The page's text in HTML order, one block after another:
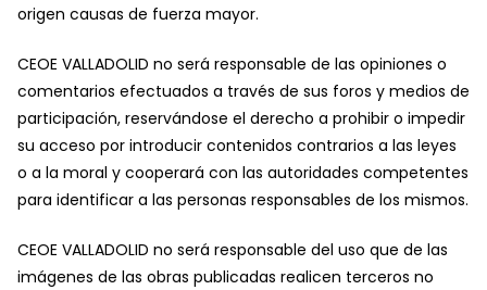
origen causas de fuerza mayor.
CEOE VALLADOLID no será responsable de las opiniones o
comentarios efectuados a través de sus foros y medios de
participación, reservándose el derecho a prohibir o impedir
su acceso por introducir contenidos contrarios a las leyes
o a la moral y cooperará con las autoridades competentes
para identificar a las personas responsables de los mismos.
CEOE VALLADOLID no será responsable del uso que de las
imágenes de las obras publicadas realicen terceros no